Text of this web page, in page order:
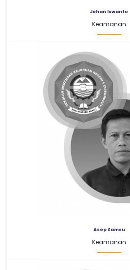
Johan Iswanto
Keamanan
Asep Samsu
Keamanan